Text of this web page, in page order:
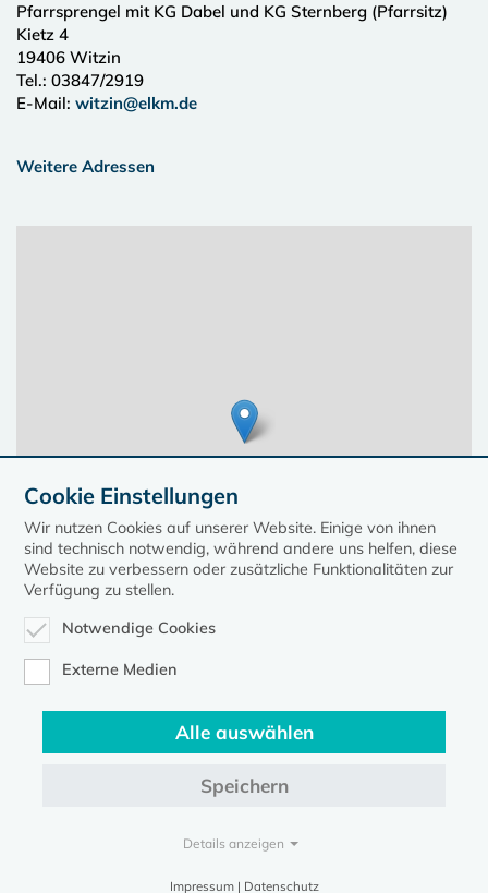
Pfarrsprengel mit KG Dabel und KG Sternberg (Pfarrsitz)
Kietz 4
19406 Witzin
Tel.: 03847/2919
E-Mail: witzin@elkm.de
Weitere Adressen
Diese Seite gehört zum Portalkirche-mv.de
Evangelische Kirche in Mecklenburg-Vorpommern © 2026
Cookie Einstellungen
Wir nutzen Cookies auf unserer Website. Einige von ihnen
sind technisch notwendig, während andere uns helfen, diese
Website zu verbessern oder zusätzliche Funktionalitäten zur
Verfügung zu stellen.
Notwendige Cookies
Externe Medien
Alle auswählen
Speichern
Details anzeigen
Impressum | Datenschutz